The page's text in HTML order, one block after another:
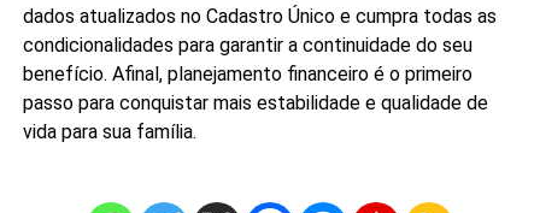
dados atualizados no Cadastro Único e cumpra todas as
condicionalidades para garantir a continuidade do seu
benefício. Afinal, planejamento financeiro é o primeiro
passo para conquistar mais estabilidade e qualidade de
vida para sua família.